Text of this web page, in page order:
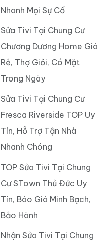
Nhanh Mọi Sự Cố
Sửa Tivi Tại Chung Cư
Chương Dương Home Giá
Rẻ, Thợ Giỏi, Có Mặt
Trong Ngày
Sửa Tivi Tại Chung Cư
Fresca Riverside TOP Uy
Tín, Hỗ Trợ Tận Nhà
Nhanh Chóng
TOP Sửa Tivi Tại Chung
Cư STown Thủ Đức Uy
Tín, Báo Giá Minh Bạch,
Bảo Hành
Nhận Sửa Tivi Tại Chung